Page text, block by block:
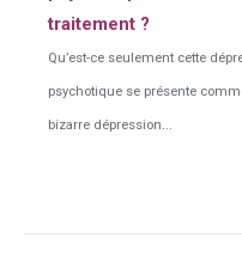
traitement ?
Qu’est-ce seulement cette
psychotique se présente
bizarre dépression...